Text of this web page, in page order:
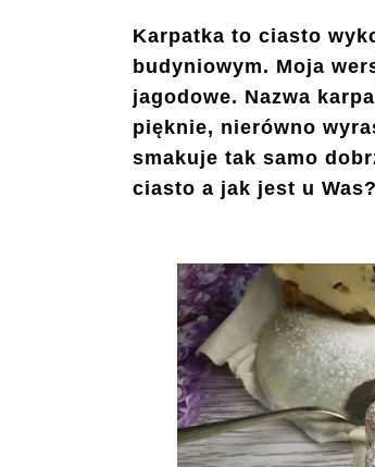
Karpatka to ciasto
budyniowym. Moja
jagodowe. Nazwa
pięknie, nierówno
smakuje tak samo
ciasto a jak jest u Was?